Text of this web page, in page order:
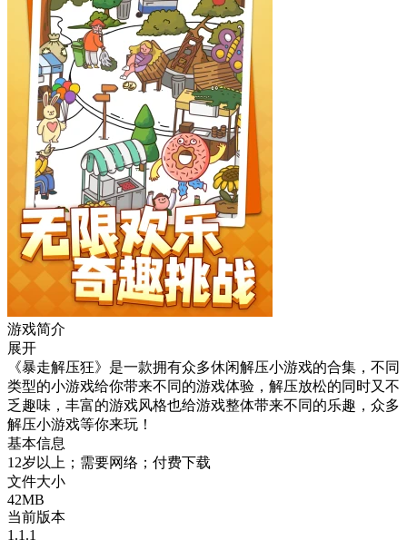
游戏简介
展开
《暴走解压狂》是一款拥有众多休闲解压小游戏的合集，不同
类型的小游戏给你带来不同的游戏体验，解压放松的同时又不
乏趣味，丰富的游戏风格也给游戏整体带来不同的乐趣，众多
解压小游戏等你来玩！
基本信息
12岁以上；需要网络；付费下载
文件大小
42MB
当前版本
1.1.1